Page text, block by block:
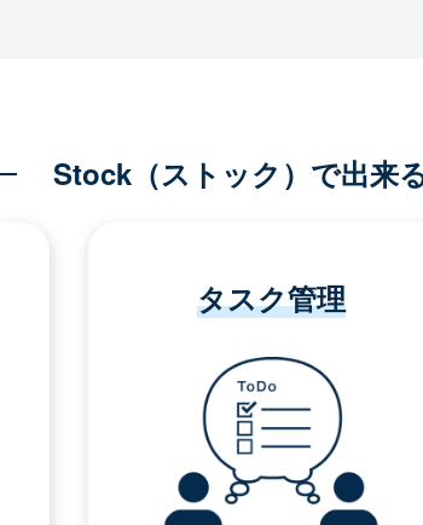
Stock（ストック）で出来
タスク管理